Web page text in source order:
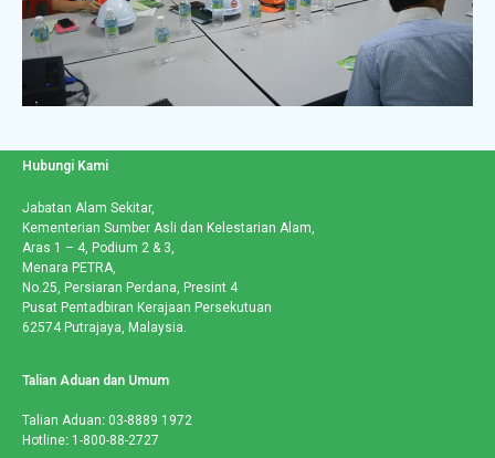
Hubungi Kami
Jabatan Alam Sekitar,
Kementerian Sumber Asli dan Kelestarian Alam,
Aras 1 – 4, Podium 2 & 3,
Menara PETRA,
No.25, Persiaran Perdana, Presint 4
Pusat Pentadbiran Kerajaan Persekutuan
62574 Putrajaya, Malaysia.
Talian Aduan dan Umum
Talian Aduan: 03-8889 1972
Hotline: 1-800-88-2727